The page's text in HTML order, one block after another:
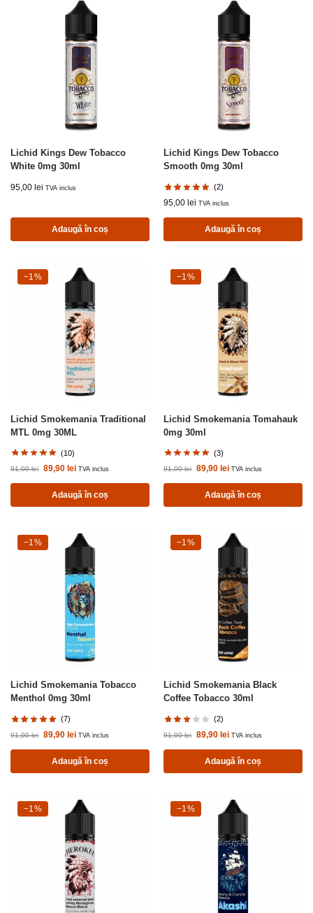
Lichid Kings Dew Tobacco
White 0mg 30ml
95,00 lei TVA inclus
Adaugă în coș
Lichid Kings Dew Tobacco
Smooth 0mg 30ml
(2)
95,00 lei TVA inclus
Adaugă în coș
-1%
−1%
Lichid Smokemania Traditional
MTL 0mg 30ML
(10)
91,00lei 89,90 lei TVA inclus
Adaugă în coș
-1%
−1%
Lichid Smokemania Tomahauk
0mg 30ml
(3)
91,00lei 89,90 lei TVA inclus
Adaugă în coș
-1%
−1%
Lichid Smokemania Tobacco
Menthol 0mg 30ml
(7)
91,00lei 89,90 lei TVA inclus
Adaugă în coș
-1%
−1%
Lichid Smokemania Black
Coffee Tobacco 30ml
(2)
91,00lei 89,90 lei TVA inclus
Adaugă în coș
-1%
−1% -1%
−1%